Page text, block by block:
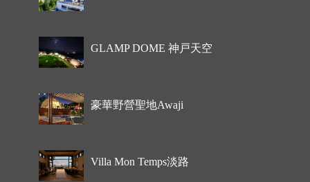
GLAMP DOME 神戸天空
豪華野營聖地Awaji
Villa Mon Temps淡路